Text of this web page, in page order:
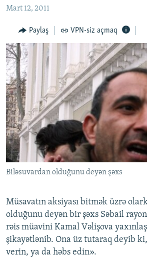
FƏRQƏ BAX
QANUNI DOĞRU
ARAŞDIRMA
MULTIMEDIA
VIDEO
FOTOQALEREYA
İNFOQRAFIKA
KARIKATURA
RADIO ARXIV
OXU ZALI
AZƏRBAYCAN ƏDƏBIYYATI KITABXANASI
İSLAM VƏ DEMOKRATIYA
İZ - MƏDƏNIYYƏT PROQRAMI
HAQQIMIZDA
MISSIYAMIZ
PEŞƏ ETIKASI VƏ JURNALISTIKA
MATERIALLARIMIZDAN ISTIFADƏ
AZADLIQRADIOSU MOBIL TELEFONUNUZDA
XƏBƏR BÜLLETENLƏRIMIZ
BIZI IZLƏ
RFE/RL-in bütün saytları
Mart 12, 2011
Paylaş VPN-siz açmaq
Biləsuvardan olduğunu deyən şəxs
Müsavatın aksiyası bitmək üzrə
olduğunu deyən bir şəxs Səbail
rəis müavini Kamal Vəlişova
şikayətlənib. Ona üz tutaraq deyib
verin, ya da həbs edin».